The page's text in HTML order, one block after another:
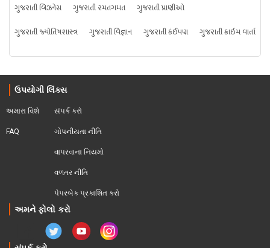
ગુજરાતી બિઝનેસ
ગુજરાતી રમતગમત
ગુજરાતી પ્રાણીઓ
ગુજરાતી જ્યોતિષશાસ્ત્ર
ગુજરાતી વિજ્ઞાન ગુજરાતી કંઈપણ ગુજરાતી ક્રાઇમ વાર્તા
ઉપયોગી લિંક્સ
અમારા વિશે
FAQ
સંપર્ક કરો
ગોપનીયતા નીતિ
વાપરવાના નિયમો
વળતર નીતિ
પેપરબેક પ્રકાશિત કરો
અમને ફોલો કરો